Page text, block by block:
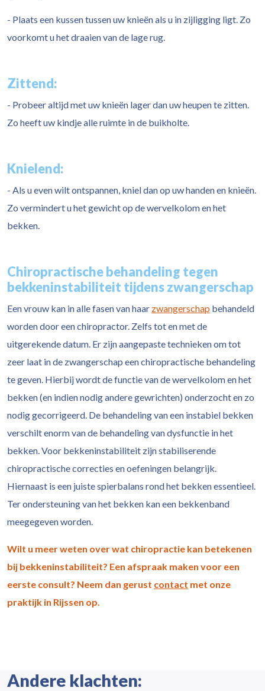
- Plaats een kussen tussen uw knieën als u in zijligging ligt. Zo
voorkomt u het draaien van de lage rug.
Zittend:
- Probeer altijd met uw knieën lager dan uw heupen te zitten.
Zo heeft uw kindje alle ruimte in de buikholte.
Knielend:
- Als u even wilt ontspannen, kniel dan op uw handen en knieën.
Zo vermindert u het gewicht op de wervelkolom en het
bekken.
Chiropractische behandeling tegen
bekkeninstabiliteit tijdens zwangerschap
Een vrouw kan in alle fasen van haar zwangerschap behandeld
worden door een chiropractor. Zelfs tot en met de
uitgerekende datum. Er zijn aangepaste technieken om tot
zeer laat in de zwangerschap een chiropractische behandeling
te geven. Hierbij wordt de functie van de wervelkolom en het
bekken (en indien nodig andere gewrichten) onderzocht en zo
nodig gecorrigeerd. De behandeling van een instabiel bekken
verschilt enorm van de behandeling van dysfunctie in het
bekken. Voor bekkeninstabiliteit zijn stabiliserende
chiropractische correcties en oefeningen belangrijk.
Hiernaast is een juiste spierbalans rond het bekken essentieel.
Ter ondersteuning van het bekken kan een bekkenband
meegegeven worden.
Wilt u meer weten over wat chiropractie kan betekenen
bij bekkeninstabiliteit? Een afspraak maken voor een
eerste consult? Neem dan gerust contact met onze
praktijk in Rijssen op.
Andere klachten: